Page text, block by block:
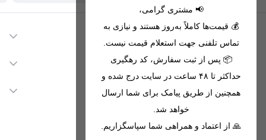
📢 مشتری گرامی،
💰 قیمت‌ها کاملاً به‌روز هستند و نیازی به
تماس تلفنی جهت استعلام قیمت نیست.
📦 پس از ثبت سفارش، کد رهگیری
حداکثر تا ۴۸ ساعت در سایت درج شده و
همچنین از طریق پیامک برای شما ارسال
خواهد شد.
🙏 از اعتماد و همراهی شما سپاسگزاریم.
اطلاعات تماس
09221680256 - 09373782289
nikanmobstore@gmail.com
هرمزگان، بندرخمیر، شهرک رودبار
دسترسی سریع
لیست محصولات
خدمات مشتریان
حریم خصوصی